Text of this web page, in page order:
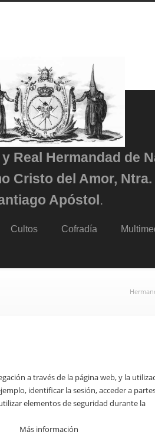
Real Hermandad de
Cristo del Amor,
Apóstol.
Cultos Cofradía
a través de la página web, y la
identificar la sesión, acceder a
elementos de seguridad durante la
Más información